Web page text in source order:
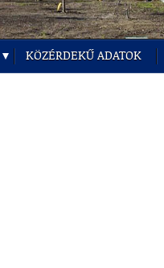
KÖZÉRDEKŰ ADATOK